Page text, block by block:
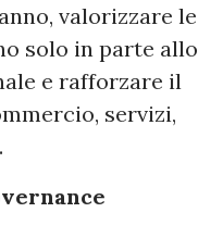
valorizzare le
solo in parte allo
e rafforzare il
servizi,